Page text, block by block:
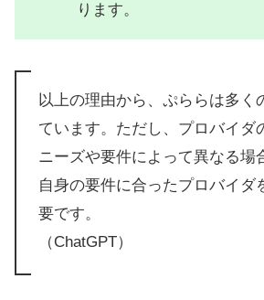
ります。
以上の理由から、ぷららは多く
ています。ただし、プロバイダ
ニーズや要件によって異なる場
自身の要件に合ったプロバイダ
要です。
（ChatGPT）